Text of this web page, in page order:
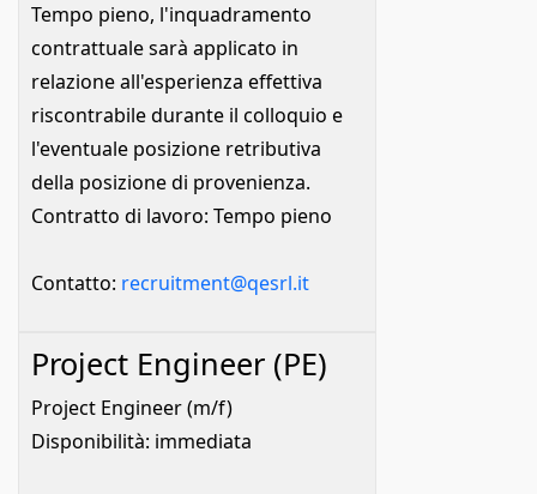
Tempo pieno, l'inquadramento
contrattuale sarà applicato in
relazione all'esperienza effettiva
riscontrabile durante il colloquio e
l'eventuale posizione retributiva
della posizione di provenienza.
Contratto di lavoro: Tempo pieno
Contatto: recruitment@qesrl.it
Project Engineer (PE)
Project Engineer (m/f)
Disponibilità: immediata